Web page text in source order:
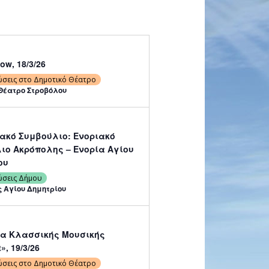
18/3/26
στο Δημοτικό Θέατρο
Στροβόλου
Ακρόπολης – Ενορία Αγίου
Δήμου
Αγίου Δημητρίου
Κλασσικής Μουσικής
19/3/26
στο Δημοτικό Θέατρο